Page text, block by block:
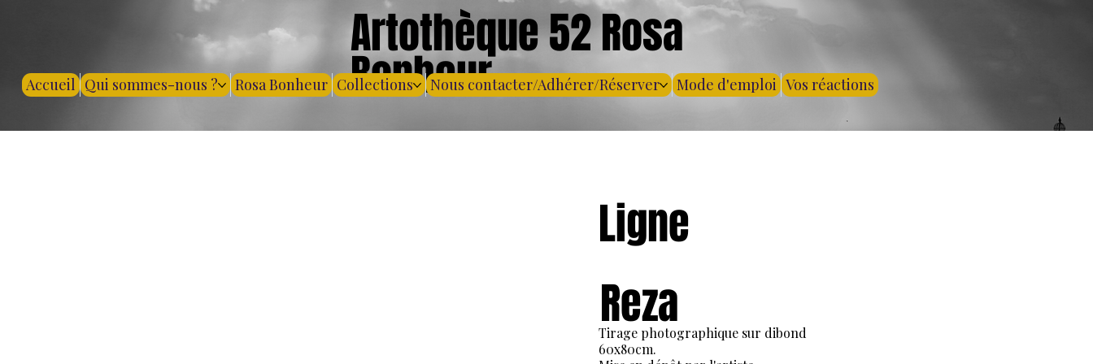
Artothèque 52 Rosa
Bonheur
Accueil Qui sommes-nous ? Rosa Bonheur Collections Nous contacter/Adhérer/Réserver Mode d'emploi Vos réactions
Ligne
Reza
Tirage photographique sur dibond
60x80cm.